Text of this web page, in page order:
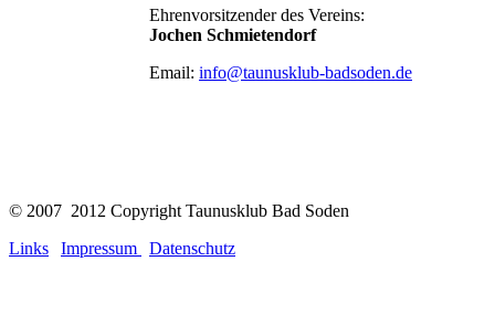
Ehrenvorsitzender des Vereins:
Jochen Schmietendorf
Email: info@taunusklub-badsoden.de
© 2007 2012 Copyright Taunusklub Bad Soden
Links
Impressum Datenschutz